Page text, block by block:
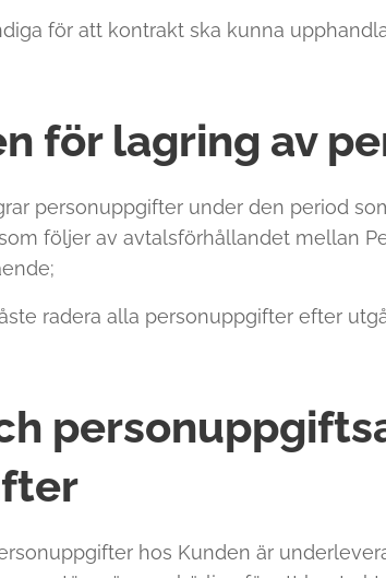
för att kontrakt ska kunna
för lagring av
personuppgifter under den period
följer av avtalsförhållandet mellan
radera alla personuppgifter efter
hos Kunden är